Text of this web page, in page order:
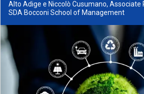
Alto Adige e Niccolò Cusumano,
SDA Bocconi School of Management